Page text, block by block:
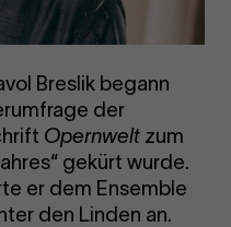
Breslik begann
der
Opernwelt zum
gekürt wurde.
er dem Ensemble
den Linden an.